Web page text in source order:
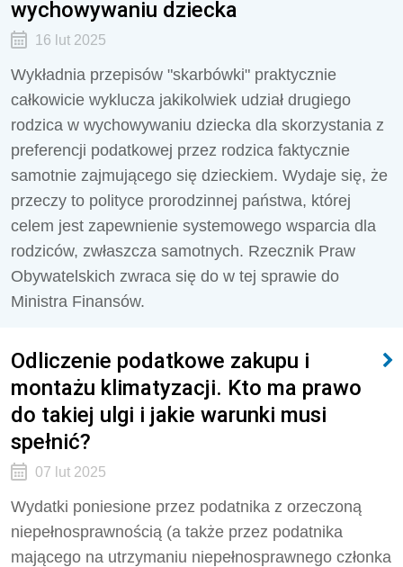
wychowywaniu dziecka
16 lut 2025
Wykładnia przepisów "skarbówki" praktycznie
całkowicie wyklucza jakikolwiek udział drugiego
rodzica w wychowywaniu dziecka dla skorzystania z
preferencji podatkowej przez rodzica faktycznie
samotnie zajmującego się dzieckiem. Wydaje się, że
przeczy to polityce prorodzinnej państwa, której
celem jest zapewnienie systemowego wsparcia dla
rodziców, zwłaszcza samotnych. Rzecznik Praw
Obywatelskich zwraca się do w tej sprawie do
Ministra Finansów.
Odliczenie podatkowe zakupu i
montażu klimatyzacji. Kto ma prawo
do takiej ulgi i jakie warunki musi
spełnić?
07 lut 2025
Wydatki poniesione przez podatnika z orzeczoną
niepełnosprawnością (a także przez podatnika
mającego na utrzymaniu niepełnosprawnego członka